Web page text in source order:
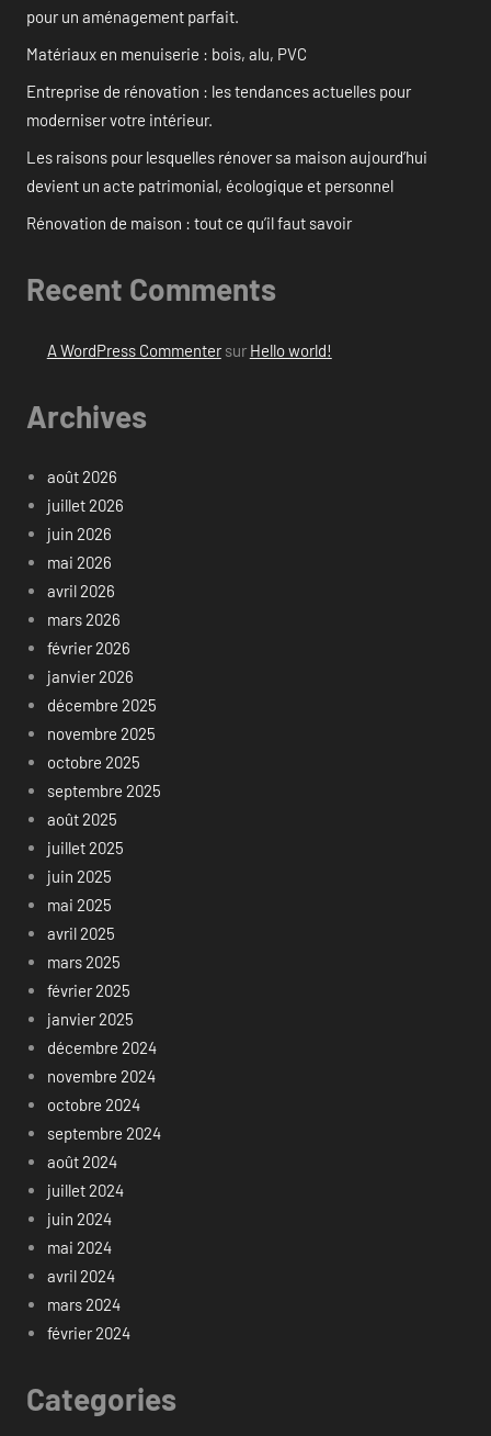
pour un aménagement parfait.
Matériaux en menuiserie : bois, alu, PVC
Entreprise de rénovation : les tendances actuelles pour
moderniser votre intérieur.
Les raisons pour lesquelles rénover sa maison aujourd’hui
devient un acte patrimonial, écologique et personnel
Rénovation de maison : tout ce qu’il faut savoir
Recent Comments
A WordPress Commentersur Hello world!
Archives
août 2026
juillet 2026
juin 2026
mai 2026
avril 2026
mars 2026
février 2026
janvier 2026
décembre 2025
novembre 2025
octobre 2025
septembre 2025
août 2025
juillet 2025
juin 2025
mai 2025
avril 2025
mars 2025
février 2025
janvier 2025
décembre 2024
novembre 2024
octobre 2024
septembre 2024
août 2024
juillet 2024
juin 2024
mai 2024
avril 2024
mars 2024
février 2024
Categories